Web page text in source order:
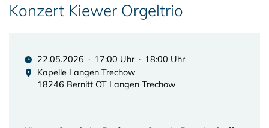
Konzert Kiewer Orgeltrio
22.05.2026 · 17:00 Uhr · 18:00 Uhr
Kapelle Langen Trechow
18246 Bernitt OT Langen Trechow